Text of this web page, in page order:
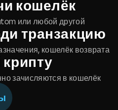
кошелёк
или любой другой
транзакцию
кошелёк возврата
зачисляются в кошелёк